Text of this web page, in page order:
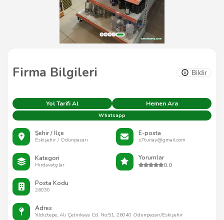
Firma Bilgileri Bildir
Yol Tarifi Al Hemen Ara
Whatsapp
Şehir / İlçe
Eskişehir / Odunpazarı
E-posta
s7tunay@gmail.com
Kategori
Hırdavatçılar
Yorumlar
0.0
Posta Kodu
26030
Adres
Yıldıztepe, Ali Çetinkaya Cd. No:51, 26040 Odunpazarı/Eskişehir